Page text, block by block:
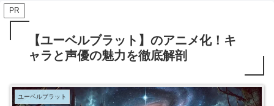
PR
【ユーベルブラット】のアニメ化！キ
ャラと声優の魅力を徹底解剖
ユーベルブラット